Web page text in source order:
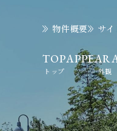
物件概要 サ
TOP
トップ 外観